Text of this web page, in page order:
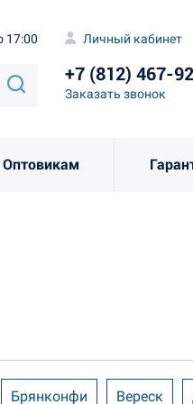
17:00 Личный кабинет
+7 (812) 467-
Заказать звонок
Оптовикам
Заказать
Брянконфи Вереск